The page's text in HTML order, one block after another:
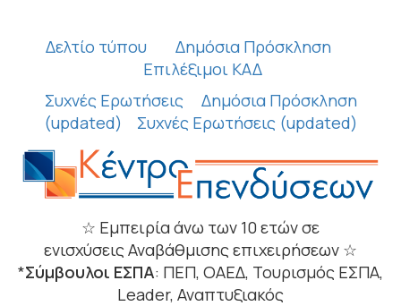
Δελτίο τύπου
Δημόσια Πρόσκληση
Επιλέξιμοι ΚΑΔ
Συχνές Ερωτήσεις
Δημόσια Πρόσκληση
(updated)
Συχνές Ερωτήσεις (updated)
☆ Εμπειρία άνω των 10 ετών σε
ενισχύσεις Αναβάθμισης επιχειρήσεων ☆
*Σύμβουλοι ΕΣΠΑ: ΠΕΠ, ΟΑΕΔ, Τουρισμός ΕΣΠΑ,
Leader, Αναπτυξιακός